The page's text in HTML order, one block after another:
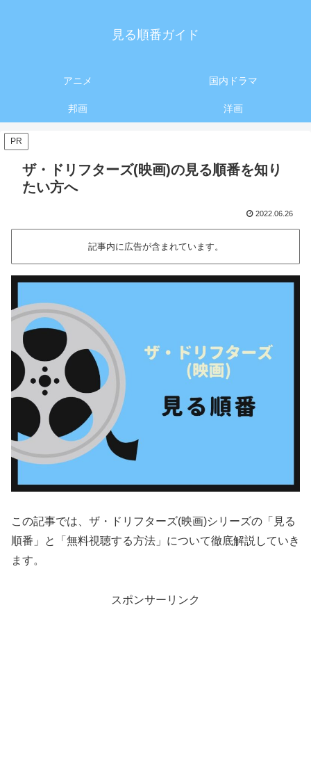
見る順番ガイド
アニメ 国内ドラマ
邦画 洋画
PR
ザ・ドリフターズ(映画)の見る順番を知り
たい方へ
2022.06.26
記事内に広告が含まれています。
この記事では、ザ・ドリフターズ(映画)シリーズの「見る
順番」と「無料視聴する方法」について徹底解説していき
ます。
スポンサーリンク